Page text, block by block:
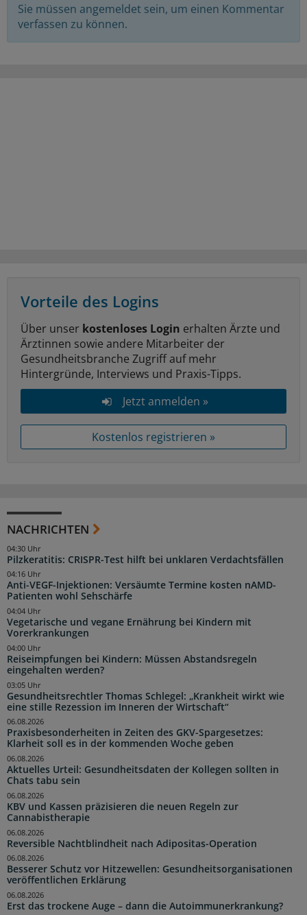
Sie müssen angemeldet sein, um einen Kommentar
verfassen zu können.
Vorteile des Logins
Über unser kostenloses Login erhalten Ärzte und
Ärztinnen sowie andere Mitarbeiter der
Gesundheitsbranche Zugriff auf mehr
Hintergründe, Interviews und Praxis-Tipps.
Jetzt anmelden »
Kostenlos registrieren »
NACHRICHTEN
Pilzkeratitis: CRISPR-Test hilft bei unklaren Verdachtsfällen
04:30 Uhr
Anti-VEGF-Injektionen: Versäumte Termine kosten nAMD-
Patienten wohl Sehschärfe
04:16 Uhr
Vegetarische und vegane Ernährung bei Kindern mit
Vorerkrankungen
04:04 Uhr
Reiseimpfungen bei Kindern: Müssen Abstandsregeln
eingehalten werden?
04:00 Uhr
Gesundheitsrechtler Thomas Schlegel: „Krankheit wirkt wie
eine stille Rezession im Inneren der Wirtschaft“
03:05 Uhr
Praxisbesonderheiten in Zeiten des GKV-Spargesetzes:
Klarheit soll es in der kommenden Woche geben
06.08.2026
Aktuelles Urteil: Gesundheitsdaten der Kollegen sollten in
Chats tabu sein
06.08.2026
KBV und Kassen präzisieren die neuen Regeln zur
Cannabistherapie
06.08.2026
Reversible Nachtblindheit nach Adipositas-Operation
06.08.2026
Besserer Schutz vor Hitzewellen: Gesundheitsorganisationen
veröffentlichen Erklärung
06.08.2026
Erst das trockene Auge – dann die Autoimmunerkrankung?
06.08.2026